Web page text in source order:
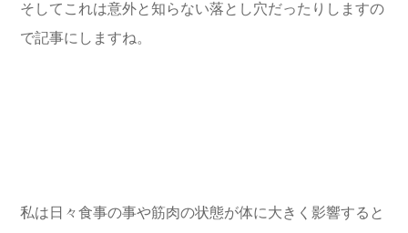
そしてこれは意外と知らない落とし穴だったりしますの
で記事にしますね。
私は日々食事の事や筋肉の状態が体に大きく影響すると